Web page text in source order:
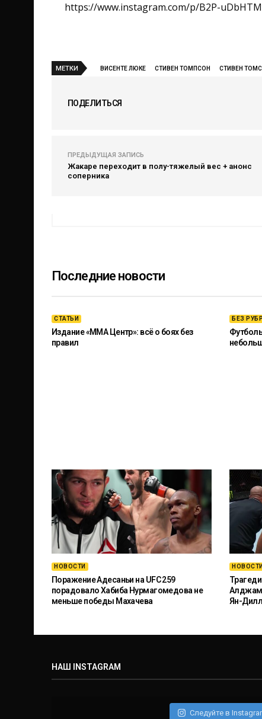
https://www.instagram.com/p/B2P-
МЕТКИ ВИСЕНТЕ ЛЮКЕ СТИВЕН ТОМПСОН СТИВЕН
ПОДЕЛИТЬСЯ
ПРЕДЫДУЩАЯ ЗАПИСЬ
Жакаре переходит в полу-тяжелый вес + анонс
соперника
Последние новости
СТАТЬИ
Издание «ММА Центр»: всё о боях без
правил
БЕЗ
НОВОСТИ
Поражение Адесаньи на UFC 259
порадовало Хабиба Нурмагомедова не
меньше победы Махачева
НОВОСТИ
Ян-
НАШ INSTAGRAM
Следуйте в